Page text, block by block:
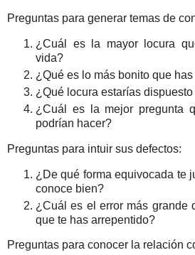
Preguntas para generar temas de
¿Cuál es la mayor locura
vida?
¿Qué es lo más bonito que
¿Qué locura estarías
¿Cuál es la mejor pregunta
podrían hacer?
Preguntas para intuir sus defectos:
¿De qué forma equivocada te
conoce bien?
¿Cuál es el error más grande
que te has arrepentido?
Preguntas para conocer la relación